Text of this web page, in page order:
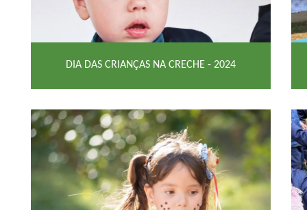
DIA DAS CRIANÇAS NA CRECHE - 2024